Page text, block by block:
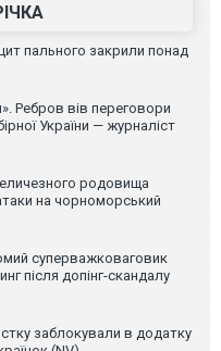
пального закрили понад
Ребров вів переговори
України — журналіст
родовища
атаки на чорноморський
суперважковаговик
після допінг-скандалу
заблокували в додатку